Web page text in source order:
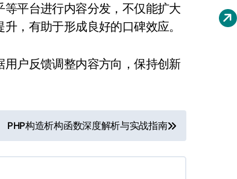
平台进行内容分发，不仅能扩大
，有助于形成良好的口碑效应。
户反馈调整内容方向，保持创新
PHP构造析构函数深度解析与实战指南